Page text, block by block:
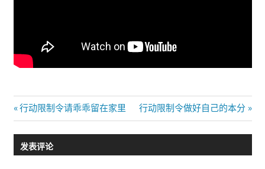
文
章
导
Previous
Post:
行动限制令请乖乖留在家里
Next
Post:
行动限制令做好自己的本分
发表评论